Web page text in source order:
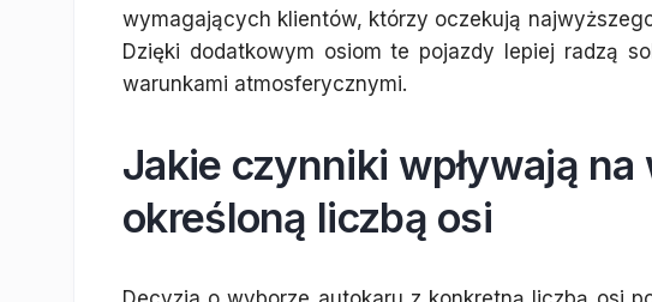
wymagających klientów, którzy oczekują
Dzięki dodatkowym osiom te pojazdy lepiej radzą
warunkami atmosferycznymi.
Jakie czynniki wpływają
określoną liczbą osi